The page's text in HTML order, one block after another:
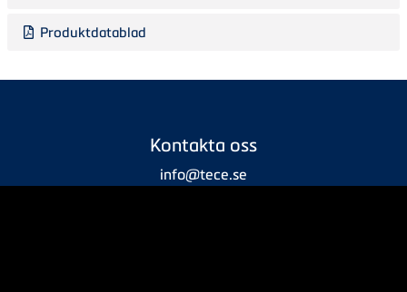
Produktdatablad
Kontakta oss
info@tece.se